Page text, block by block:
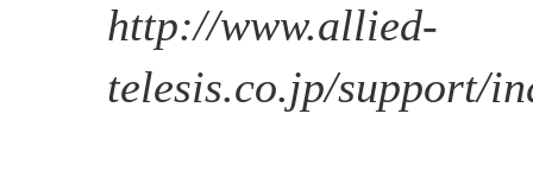
http://www.allied-
telesis.co.jp/support/